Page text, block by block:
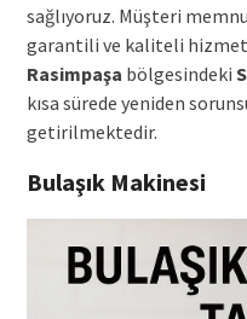
sağlıyoruz. Müşteri
garantili ve kaliteli
Rasimpaşa bölgesindeki
kısa sürede yeniden
getirilmektedir.
Bulaşık Makinesi